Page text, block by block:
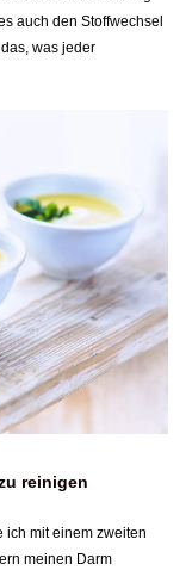
auch den Stoffwechsel
was jeder
reinigen
mit einem zweiten
meinen Darm